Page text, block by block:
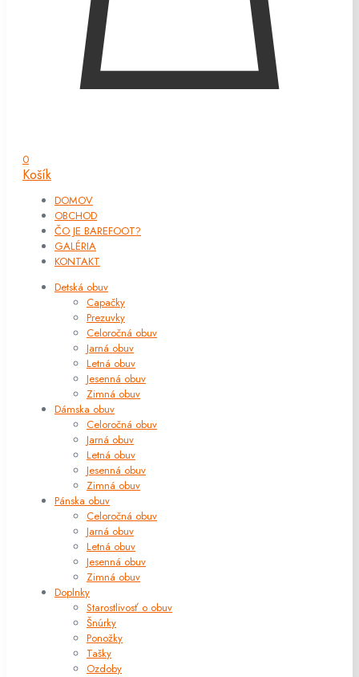
0
Košík
DOMOV
OBCHOD
ČO JE BAREFOOT?
GALÉRIA
KONTAKT
Detská obuv
Capačky
Prezuvky
Celoročná obuv
Jarná obuv
Letná obuv
Jesenná obuv
Zimná obuv
Dámska obuv
Celoročná obuv
Jarná obuv
Letná obuv
Jesenná obuv
Zimná obuv
Pánska obuv
Celoročná obuv
Jarná obuv
Letná obuv
Jesenná obuv
Zimná obuv
Doplnky
Starostlivosť o obuv
Šnúrky
Ponožky
Tašky
Ozdoby